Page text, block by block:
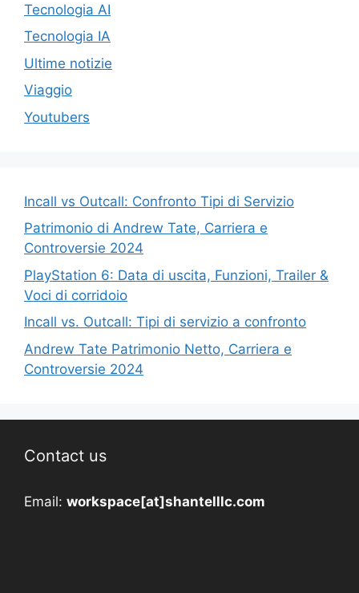
Tecnologia AI
Tecnologia IA
Ultime notizie
Viaggio
Youtubers
Incall vs Outcall: Confronto Tipi di Servizio
Patrimonio di Andrew Tate, Carriera e
Controversie 2024
PlayStation 6: Data di uscita, Funzioni, Trailer &
Voci di corridoio
Incall vs. Outcall: Tipi di servizio a confronto
Andrew Tate Patrimonio Netto, Carriera e
Controversie 2024
Contact us
Email: workspace[at]shantelllc.com